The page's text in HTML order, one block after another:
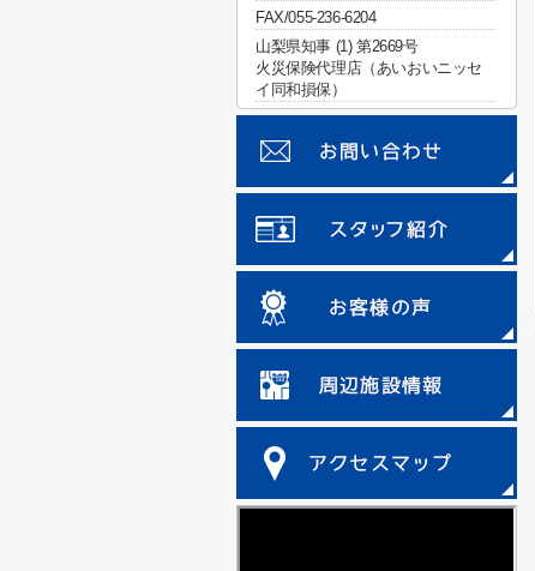
FAX/055-236-6204
山梨県知事 (1) 第2669号
火災保険代理店（あいおいニッセ
イ同和損保）